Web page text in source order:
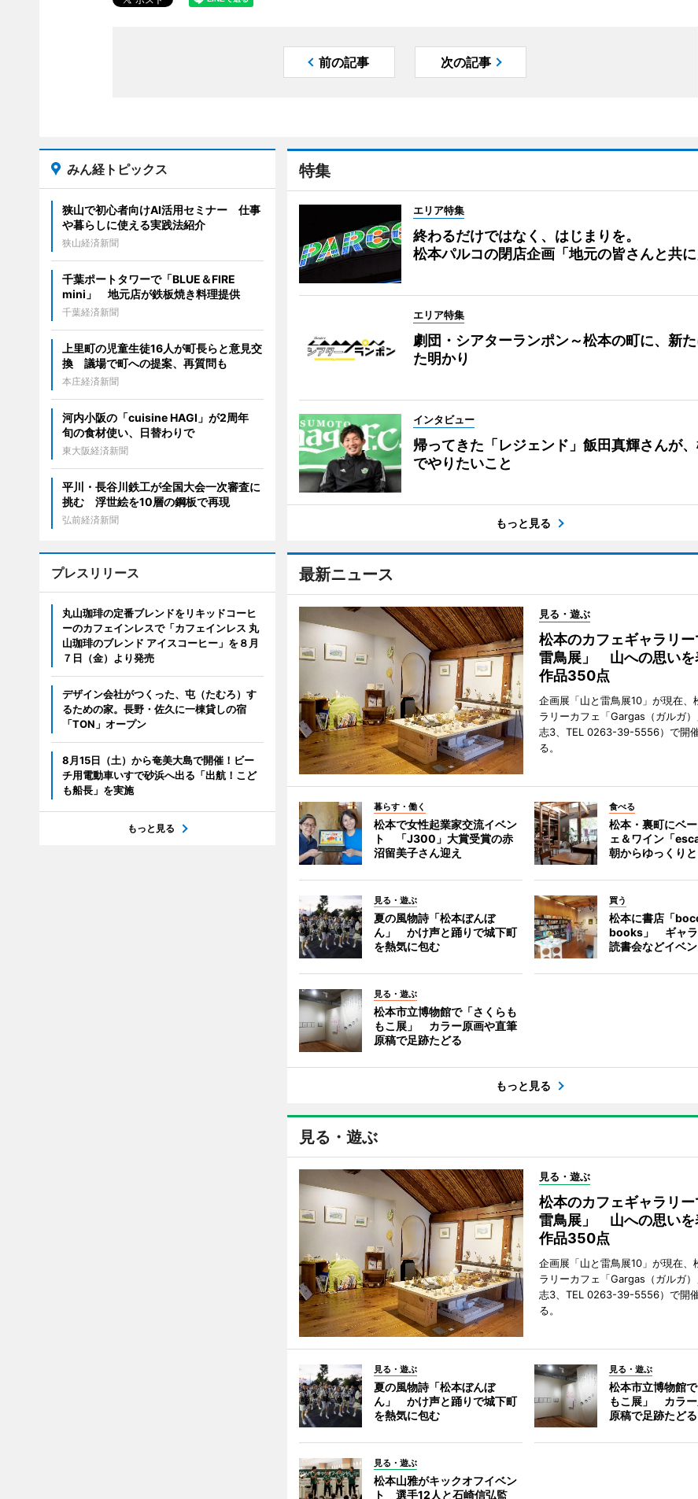
前の記事 次の記事
特集
エリア特集
終わるだけではなく、はじまりを。
松本パルコの閉店企画「地元の皆さんと共に
エリア特集
劇団・シアターランポン～松本の町に、新
た明かり
インタビュー
帰ってきた「レジェンド」飯田真輝さんが
でやりたいこと
もっと見る
最新ニュース
見る・遊ぶ
松本のカフェギャラリー
雷鳥展」 山への思いを
作品350点
企画展「山と雷鳥展10」が現在、
ラリーカフェ「Gargas（ガルガ
志3、TEL 0263-39-5556）で開
る。
暮らす・働く
松本で女性起業家交流イベン
ト 「J300」大賞受賞の赤
沼留美子さん迎え
食べる
松本・裏町にベ
ェ＆ワイン「
朝からゆっくりと
見る・遊ぶ
夏の風物詩「松本ぼんぼ
ん」 かけ声と踊りで城下町
を熱気に包む
買う
松本に書店「
books」 ギャラ
読書会などイベ
見る・遊ぶ
松本市立博物館で「さくらも
もこ展」 カラー原画や直筆
原稿で足跡たどる
もっと見る
見る・遊ぶ
見る・遊ぶ
松本のカフェギャラリー
雷鳥展」 山への思いを
作品350点
企画展「山と雷鳥展10」が現在、
ラリーカフェ「Gargas（ガルガ
志3、TEL 0263-39-5556）で開
る。
見る・遊ぶ
夏の風物詩「松本ぼんぼ
ん」 かけ声と踊りで城下町
を熱気に包む
見る・遊ぶ
松本市立博物館
もこ展」 カラー
原稿で足跡たどる
見る・遊ぶ
松本山雅がキックオフイベン
ト 選手12人と石崎信弘監
みん経トピックス
狭山で初心者向けAI活用セミナー 仕事
や暮らしに使える実践法紹介
狭山経済新聞
千葉ポートタワーで「BLUE＆FIRE
mini」 地元店が鉄板焼き料理提供
千葉経済新聞
上里町の児童生徒16人が町長らと意見交
換 議場で町への提案、再質問も
本庄経済新聞
河内小阪の「cuisine HAGI」が2周年
旬の食材使い、日替わりで
東大阪経済新聞
平川・長谷川鉄工が全国大会一次審査に
挑む 浮世絵を10層の鋼板で再現
弘前経済新聞
プレスリリース
丸山珈琲の定番ブレンドをリキッドコーヒ
ーのカフェインレスで「カフェインレス 丸
山珈琲のブレンド アイスコーヒー」を８月
７日（金）より発売
デザイン会社がつくった、屯（たむろ）す
るための家。長野・佐久に一棟貸しの宿
「TON」オープン
8月15日（土）から奄美大島で開催！ビー
チ用電動車いすで砂浜へ出る「出航！こど
も船長」を実施
もっと見る